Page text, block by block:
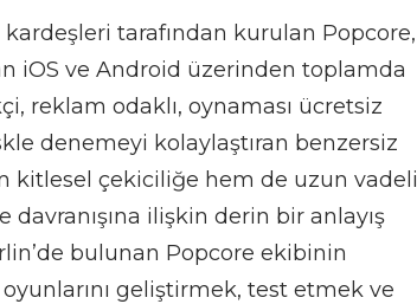
kardeşleri tarafından kurulan Popcore,
iOS ve Android üzerinden toplamda
reklam odaklı, oynaması ücretsiz
denemeyi kolaylaştıran benzersiz
kitlesel çekiciliğe hem de uzun vadeli
davranışına ilişkin derin bir anlayış
bulunan Popcore ekibinin
geliştirmek, test etmek ve